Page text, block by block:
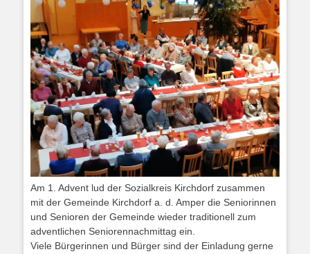
Am 1. Advent lud der Sozialkreis Kirchdorf zusammen
mit der Gemeinde Kirchdorf a. d. Amper die Seniorinnen
und Senioren der Gemeinde wieder traditionell zum
adventlichen Seniorennachmittag ein.
Viele Bürgerinnen und Bürger sind der Einladung gerne